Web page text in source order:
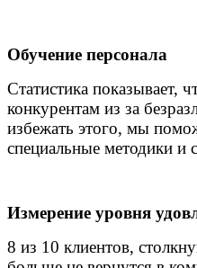
Обучение персонала
Статистика показывает,
конкурентам из за
избежать этого, мы
специальные методики и
Измерение уровня
8 из 10 клиентов,